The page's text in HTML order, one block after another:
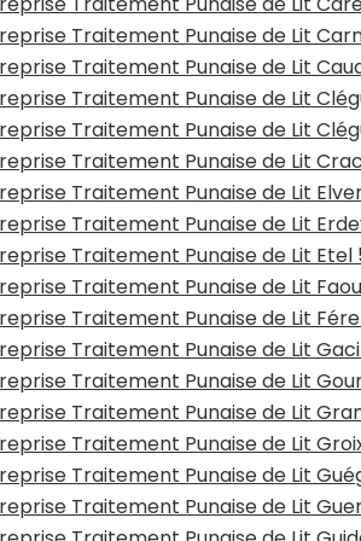
Traitement Punaise de Lit
Traitement Punaise de Lit
Traitement Punaise de Lit
Traitement Punaise de Lit
Traitement Punaise de Lit
Traitement Punaise de Lit
Traitement Punaise de Lit
Traitement Punaise de Lit Etel
Traitement Punaise de Lit
Traitement Punaise de Lit
Traitement Punaise de Lit
Traitement Punaise de Lit
Traitement Punaise de Lit
Traitement Punaise de Lit
Traitement Punaise de Lit
Traitement Punaise de Lit